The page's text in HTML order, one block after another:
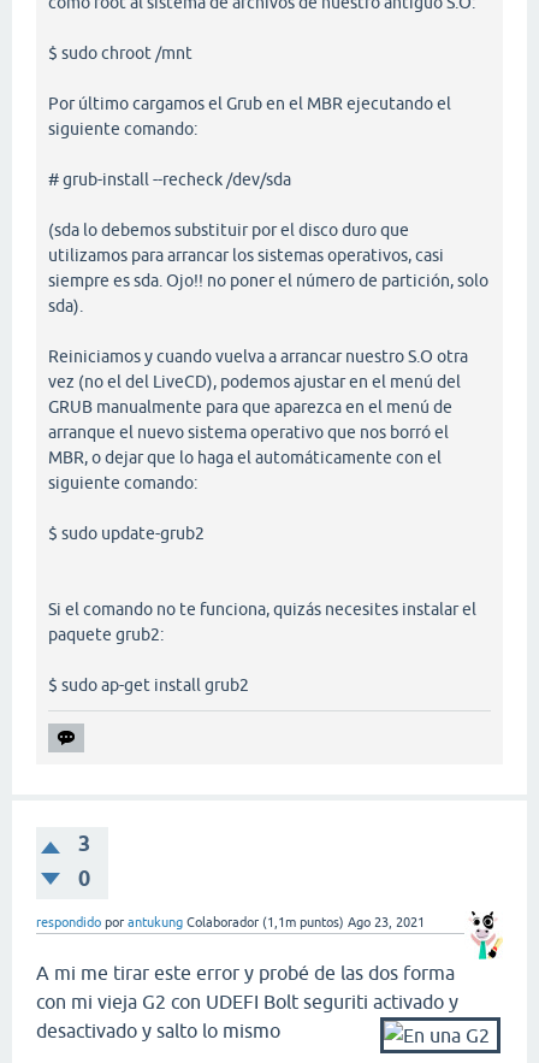
$ sudo chroot /mnt
Por último cargamos el Grub en el MBR ejecutando el
siguiente comando:
# grub-install --recheck /dev/sda
(sda lo debemos substituir por el disco duro que
utilizamos para arrancar los sistemas operativos, casi
siempre es sda. Ojo!! no poner el número de partición, solo
sda).
Reiniciamos y cuando vuelva a arrancar nuestro S.O otra
vez (no el del LiveCD), podemos ajustar en el menú del
GRUB manualmente para que aparezca en el menú de
arranque el nuevo sistema operativo que nos borró el
MBR, o dejar que lo haga el automáticamente con el
siguiente comando:
$ sudo update-grub2
Si el comando no te funciona, quizás necesites instalar el
paquete grub2:
$ sudo ap-get install grub2
3
0
respondido por antukung Colaborador (1,1m puntos) Ago 23, 2021
A mi me tirar este error y probé de las dos forma
con mi vieja G2 con UDEFI Bolt seguriti activado y
desactivado y salto lo mismo